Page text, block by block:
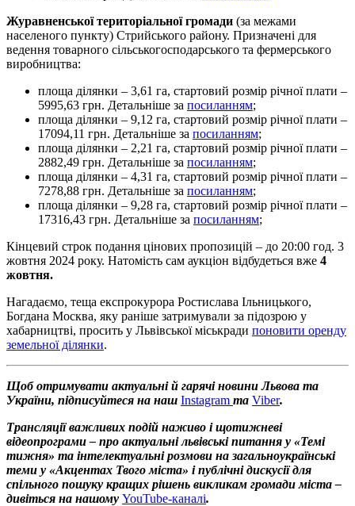
Журавненської територіальної громади (за межами
населеного пункту) Стрийського району. Призначені для
ведення товарного сільськогосподарського та фермерського
виробництва:
площа ділянки – 3,61 га, стартовий розмір річної плати –
5995,63 грн. Детальніше за посиланням;
площа ділянки – 9,12 га, стартовий розмір річної плати –
17094,11 грн. Детальніше за посиланням;
площа ділянки – 2,21 га, стартовий розмір річної плати –
2882,49 грн. Детальніше за посиланням;
площа ділянки – 4,31 га, стартовий розмір річної плати –
7278,88 грн. Детальніше за посиланням;
площа ділянки – 9,28 га, стартовий розмір річної плати –
17316,43 грн. Детальніше за посиланням;
Кінцевий строк подання цінових пропозицій – до 20:00 год. 3
жовтня 2024 року. Натомість сам аукціон відбудеться вже 4
жовтня.
Нагадаємо, теща експрокурора Ростислава Ільницького,
Богдана Москва, яку раніше затримували за підозрою у
хабарництві, просить у Львівської міськради поновити оренду
земельної ділянки.
Щоб отримувати актуальні й гарячі новини Львова та
України, підписуйтеся на наш Instagram та Viber.
Трансляції важливих подій наживо і щотижневі
відеопрограми – про актуальні львівські питання у «Темі
тижня» та інтелектуальні розмови на загальноукраїнські
теми у «Акцентах Твого міста» і публічні дискусії для
спільного пошуку кращих рішень викликам громади міста –
дивіться на нашому YouTube-каналі.